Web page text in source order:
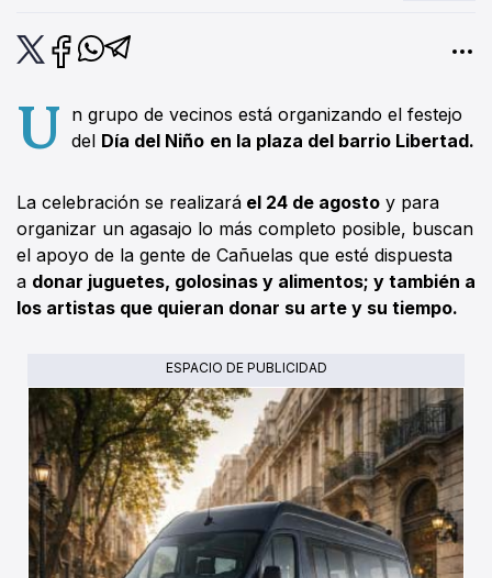
U n grupo de vecinos está organizando el festejo
del Día del Niño en la plaza del barrio Libertad.
La celebración se realizará el 24 de agosto y para
organizar un agasajo lo más completo posible, buscan
el apoyo de la gente de Cañuelas que esté dispuesta
a donar juguetes, golosinas y alimentos; y también a
los artistas que quieran donar su arte y su tiempo.
ESPACIO DE PUBLICIDAD